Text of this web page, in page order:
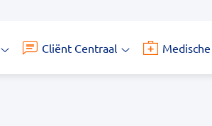
submenu
Cliënt Centraal
Centraal